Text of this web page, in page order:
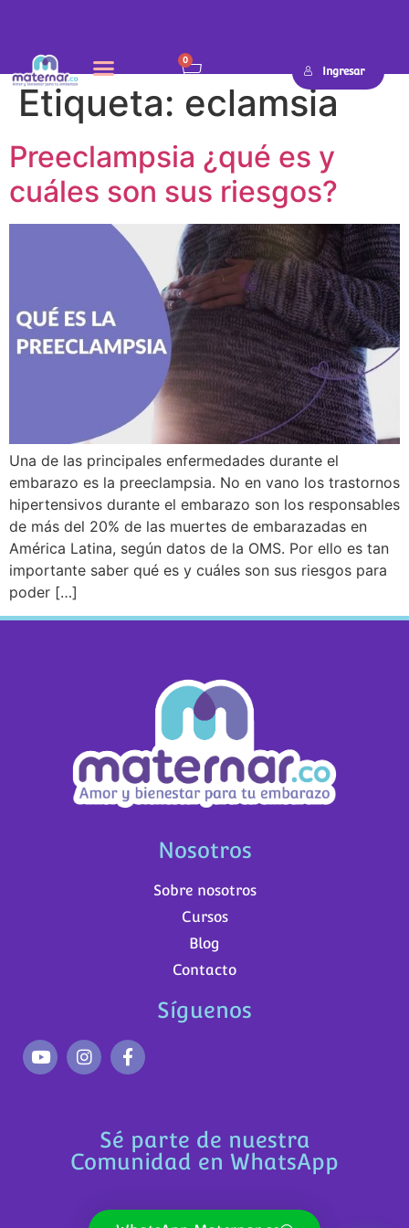
0
Ingresar
Etiqueta: eclamsia
Preeclampsia ¿qué es y
cuáles son sus riesgos?
Una de las principales enfermedades durante el
embarazo es la preeclampsia. No en vano los trastornos
hipertensivos durante el embarazo son los responsables
de más del 20% de las muertes de embarazadas en
América Latina, según datos de la OMS. Por ello es tan
importante saber qué es y cuáles son sus riesgos para
poder […]
Nosotros
Sobre nosotros
Cursos
Blog
Contacto
Síguenos
Sé parte de nuestra
Comunidad en WhatsApp